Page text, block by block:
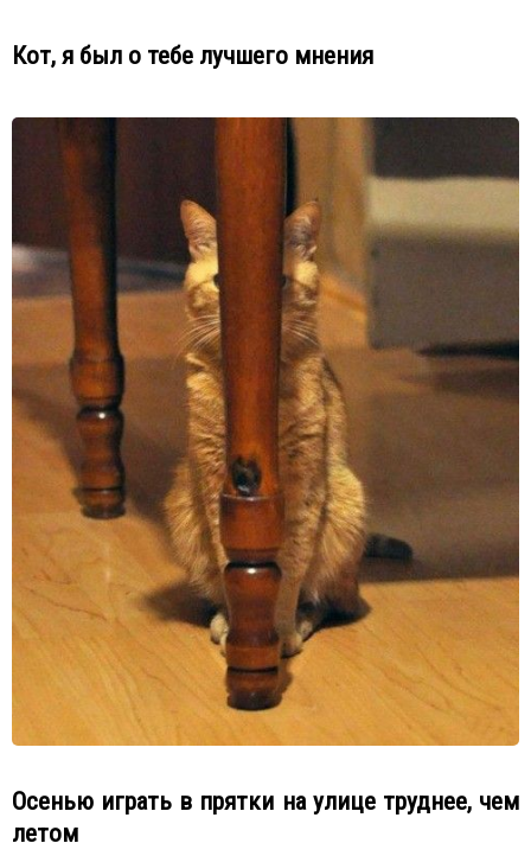
Кот, я был о тебе лучшего мнения
Осенью играть в прятки на улице труднее, чем
летом